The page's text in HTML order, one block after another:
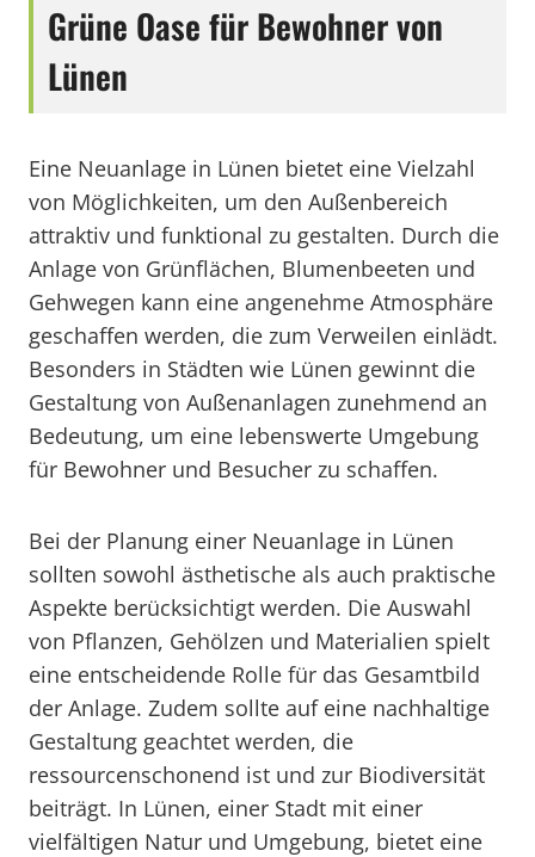
Grüne Oase für Bewohner von
Lünen
Eine Neuanlage in Lünen bietet eine Vielzahl
von Möglichkeiten, um den Außenbereich
attraktiv und funktional zu gestalten. Durch die
Anlage von Grünflächen, Blumenbeeten und
Gehwegen kann eine angenehme Atmosphäre
geschaffen werden, die zum Verweilen einlädt.
Besonders in Städten wie Lünen gewinnt die
Gestaltung von Außenanlagen zunehmend an
Bedeutung, um eine lebenswerte Umgebung
für Bewohner und Besucher zu schaffen.
Bei der Planung einer Neuanlage in Lünen
sollten sowohl ästhetische als auch praktische
Aspekte berücksichtigt werden. Die Auswahl
von Pflanzen, Gehölzen und Materialien spielt
eine entscheidende Rolle für das Gesamtbild
der Anlage. Zudem sollte auf eine nachhaltige
Gestaltung geachtet werden, die
ressourcenschonend ist und zur Biodiversität
beiträgt. In Lünen, einer Stadt mit einer
vielfältigen Natur und Umgebung, bietet eine